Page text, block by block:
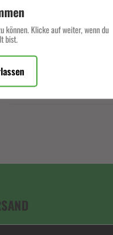
Beschreibung
können. Klicke auf weiter, wenn du
bist.